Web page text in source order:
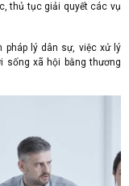
thủ tục giải quyết các vụ
pháp lý dân sự, việc xử lý
sống xã hội bằng thương